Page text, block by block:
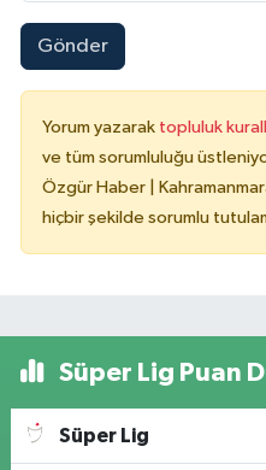
Gönder
Yorum yazarak topluluk
ve tüm sorumluluğu
Özgür Haber |
hiçbir şekilde sorumlu
Süper Lig Puan
Süper Lig